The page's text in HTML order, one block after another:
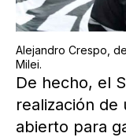
Alejandro Crespo,
Milei.
De hecho, el
realización
abierto para